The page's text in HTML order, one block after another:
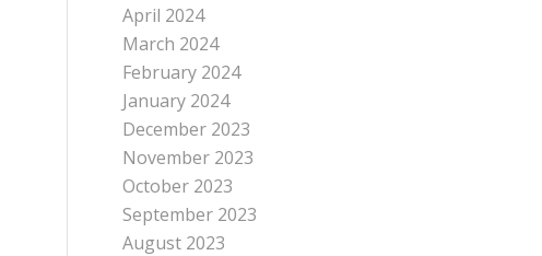
April 2024
March 2024
February 2024
January 2024
December 2023
November 2023
October 2023
September 2023
August 2023